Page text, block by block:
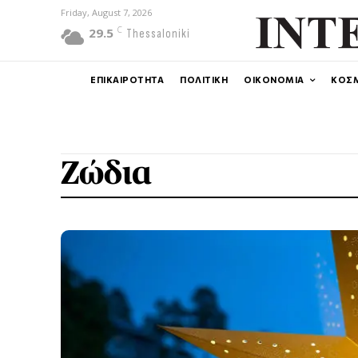
Friday, August 7, 2026
29.5 C Thessaloniki
ΕΠΙΚΑΙΡΟΤΗΤΑ ΠΟΛΙΤΙΚΗ ΟΙΚΟΝΟΜΙΑ
Ζώδια